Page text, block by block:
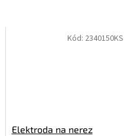
Elektroda na nerez
Kód: 2340150KS